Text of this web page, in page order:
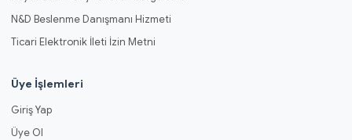
N&D Beslenme Danışmanı Hizmeti
Ticari Elektronik İleti İzin Metni
Üye İşlemleri
Giriş Yap
Üye Ol